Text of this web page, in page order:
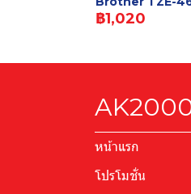
฿1,020
หน้าแรก
โปรโมชั่น